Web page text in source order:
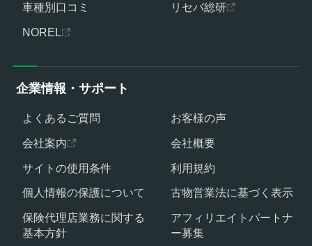
車種別口コミ
リセバ総研
NOREL
企業情報・サポート
よくあるご質問
お客様の声
会社案内
会社概要
サイトの使用条件
利用規約
個人情報の保護について
古物営業法に基づく表示
保険代理店業務に関する
基本方針
アフィリエイトパートナ
ー募集